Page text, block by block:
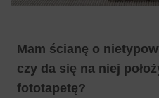
Mam ścianę o
czy da się na niej
fototapetę?